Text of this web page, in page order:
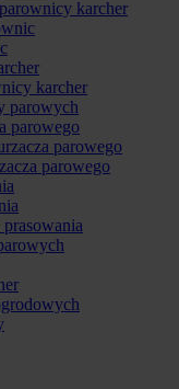
karcher
karcher
parowych
parowego
parowego
parowego